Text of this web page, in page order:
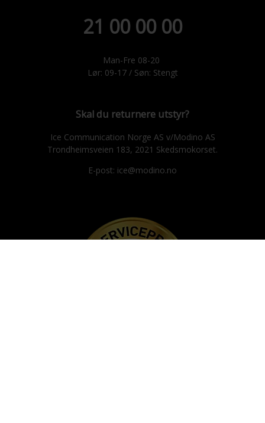
21 00 00 00
Man-Fre 08-20
Lør: 09-17 / Søn: Stengt
Skal du returnere utstyr?
Ice Communication Norge AS v/Modino AS
Trondheimsveien 183, 2021 Skedsmokorset.
E-post: ice@modino.no